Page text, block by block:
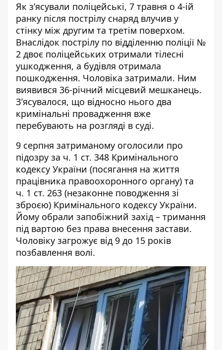
Як з’ясували поліцейські, 7 травня о 4-ій
ранку після пострілу снаряд влучив у
стінку між другим та третім поверхом.
Внаслідок пострілу по відділенню поліції №
2 двоє поліцейських отримали тілесні
ушкодження, а будівля отримала
пошкодження. Чоловіка затримали. Ним
виявився 36-річний місцевий мешканець.
З’ясувалося, що відносно нього два
кримінальні провадження вже
перебувають на розгляді в суді.
9 серпня затриманому оголосили про
підозру за ч. 1 ст. 348 Кримінального
кодексу України (посягання на життя
працівника правоохоронного органу) та
ч. 1 ст. 263 (незаконне поводження зі
зброєю) Кримінального кодексу України.
Йому обрали запобіжний захід – тримання
під вартою без права внесення застави.
Чоловіку загрожує від 9 до 15 років
позбавлення волі.